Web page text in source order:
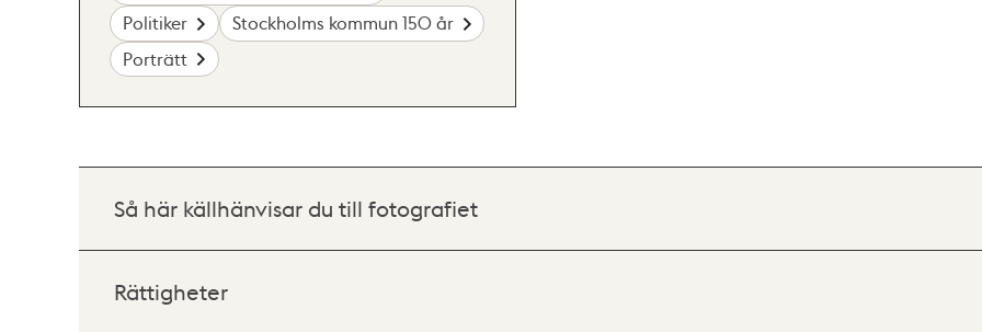
Politiker
Stockholms kommun 150 år
Porträtt
Så här källhänvisar du till fotografiet
Rättigheter